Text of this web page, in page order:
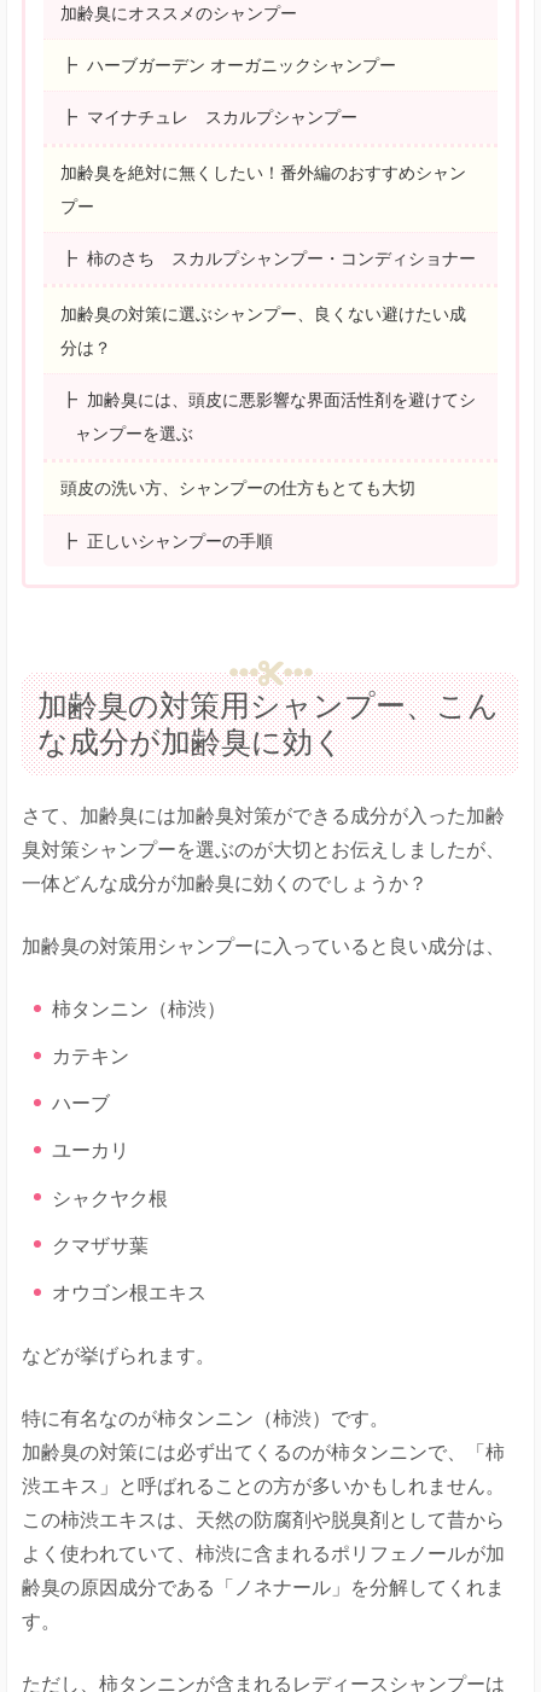
加齢臭にオススメのシャンプー
ハーブガーデン オーガニックシャンプー
マイナチュレ スカルプシャンプー
加齢臭を絶対に無くしたい！番外編のおすすめシャン
プー
柿のさち スカルプシャンプー・コンディショナー
加齢臭の対策に選ぶシャンプー、良くない避けたい成
分は？
加齢臭には、頭皮に悪影響な界面活性剤を避けてシ
ャンプーを選ぶ
頭皮の洗い方、シャンプーの仕方もとても大切
正しいシャンプーの手順
加齢臭の対策用シャンプー、こん
な成分が加齢臭に効く
さて、加齢臭には加齢臭対策ができる成分が入った加齢
臭対策シャンプーを選ぶのが大切とお伝えしましたが、
一体どんな成分が加齢臭に効くのでしょうか？
加齢臭の対策用シャンプーに入っていると良い成分は、
柿タンニン（柿渋）
カテキン
ハーブ
ユーカリ
シャクヤク根
クマザサ葉
オウゴン根エキス
などが挙げられます。
特に有名なのが柿タンニン（柿渋）です。
加齢臭の対策には必ず出てくるのが柿タンニンで、「柿
渋エキス」と呼ばれることの方が多いかもしれません。
この柿渋エキスは、天然の防腐剤や脱臭剤として昔から
よく使われていて、柿渋に含まれるポリフェノールが加
齢臭の原因成分である「ノネナール」を分解してくれま
す。
ただし、柿タンニンが含まれるレディースシャンプーは